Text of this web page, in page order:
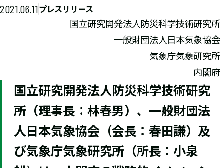
2021.06.11プレスリリース
国立研究開発法人防災科学技術研究所
一般財団法人日本気象協会
気象庁気象研究所
内閣府
国立研究開発法人防災科学技術研究
所（理事長：林春男）、一般財団法
人日本気象協会（会長：春田謙）及
び気象庁気象研究所（所長：小泉